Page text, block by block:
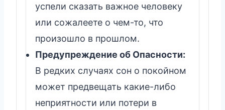
успели сказать важное человеку
или сожалеете о чем-то, что
произошло в прошлом.
Предупреждение об Опасности:
В редких случаях сон о покойном
может предвещать какие-либо
неприятности или потери в